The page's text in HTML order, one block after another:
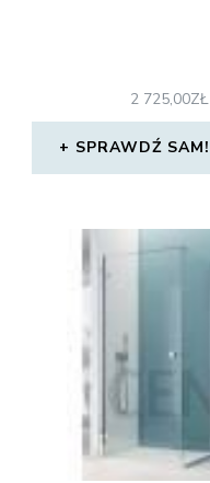
2 725,00ZŁ
SPRAWDŹ SAM!